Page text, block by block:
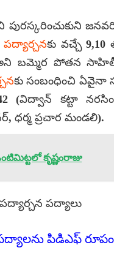
పురస్కరించుకుని
కు వచ్చే
బమ్మెర పోతన సాహితీ
కు సంబంధించి ఏవైనా
(విద్వాన్ కట్టా
ధర్మ ప్రచార మండలి).
కృష్ణంరాజు
పిడిఎఫ్